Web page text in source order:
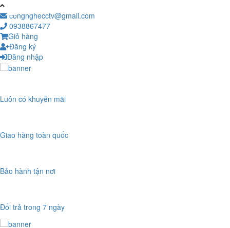
congnghecctv@gmail.com
0938867477
Giỏ hàng
Đăng ký
Đăng nhập
Luôn có khuyễn mãi
Giao hàng toàn quốc
Bảo hành tận nơi
Đổi trả trong 7 ngày